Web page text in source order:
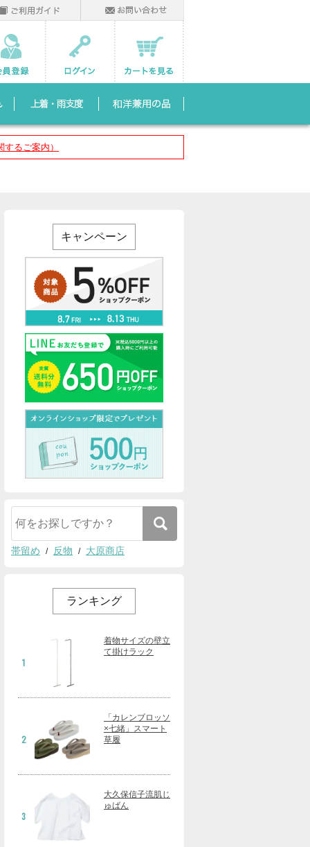
るご案内）
キャンペーン
帯留め 反物 大原商店
ランキング
1
着物サイズの壁立
て掛けラック
2
「カレンブロッソ
×七緒」スマート
草履
3
大久保信子流肌じ
ゅばん